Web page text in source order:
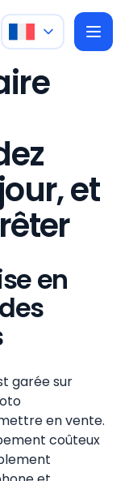
et
en
garée sur
en vente.
coûteux